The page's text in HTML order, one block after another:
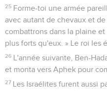
25 Forme-toi une armée
avec autant de chevaux et
combattrons dans la plaine
plus forts qu'eux. » Le roi les
26 L'année suivante, Ben-
et monta vers Aphek pour
27 Les Israélites furent aussi